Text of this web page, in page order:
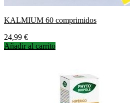
KALMIUM 60 comprimidos
Precio
24,99 €
Añadir al carrito